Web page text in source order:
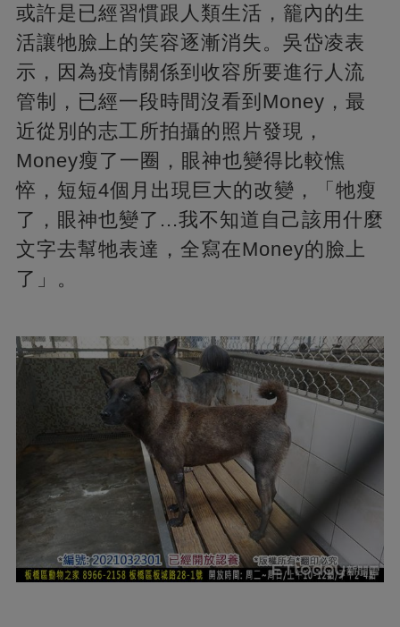
或許是已經習慣跟人類生活，籠內的生
活讓牠臉上的笑容逐漸消失。吳岱凌表
示，因為疫情關係到收容所要進行人流
管制，已經一段時間沒看到Money，最
近從別的志工所拍攝的照片發現，
Money瘦了一圈，眼神也變得比較憔
悴，短短4個月出現巨大的改變，「牠瘦
了，眼神也變了...我不知道自己該用什麼
文字去幫牠表達，全寫在Money的臉上
了」。